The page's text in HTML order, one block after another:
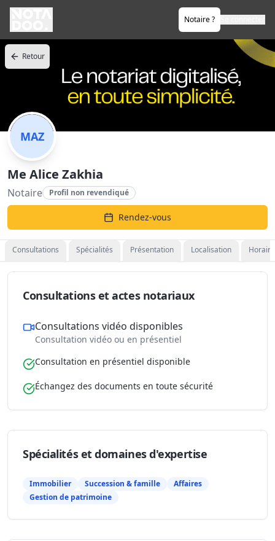
Notaire ?
Retour
MAZ
Me Alice Zakhia
Notaire Profil non revendiqué
Rendez-vous
Consultations Spécialités Présentation Localisation
Consultations et actes notariaux
Consultations vidéo disponibles
Consultation vidéo ou en présentiel
Consultation en présentiel disponible
Échangez des documents en toute sécurité
Spécialités et domaines d'expertise
Immobilier Succession & famille
Affaires
Gestion de patrimoine